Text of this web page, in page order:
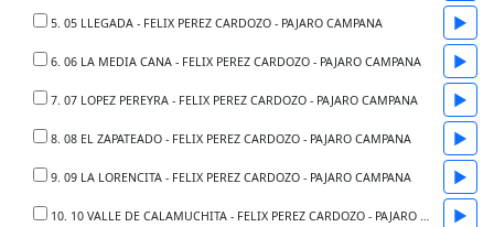
5. 05 LLEGADA - FELIX PEREZ CARDOZO - PAJARO CAMPANA ▶
6. 06 LA MEDIA CANA - FELIX PEREZ CARDOZO - PAJARO CAMPANA ▶
7. 07 LOPEZ PEREYRA - FELIX PEREZ CARDOZO - PAJARO CAMPANA ▶
8. 08 EL ZAPATEADO - FELIX PEREZ CARDOZO - PAJARO CAMPANA ▶
9. 09 LA LORENCITA - FELIX PEREZ CARDOZO - PAJARO CAMPANA ▶
10. 10 VALLE DE CALAMUCHITA - FELIX PEREZ CARDOZO - PAJARO CAMPANA ▶